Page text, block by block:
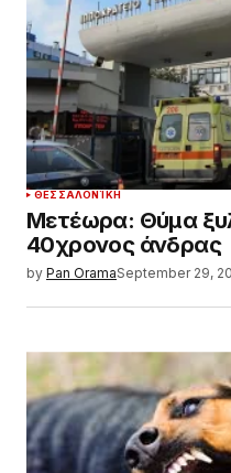
ΘΕΣΣΑΛΟΝΊΚΗ
Μετέωρα: Θύμα
40χρονος άνδρας
by Pan OramaSeptember 29,